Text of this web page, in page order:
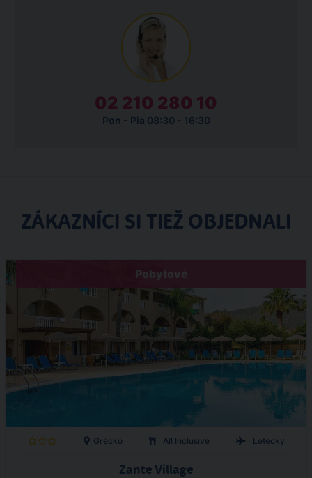
02 210 280 10
Pon - Pia 08:30 - 16:30
ZÁKAZNÍCI SI TIEŽ OBJEDNALI
Pobytové
Grécko All Inclusive Letecky
Zante Village